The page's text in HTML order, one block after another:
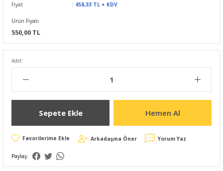
Fiyat
458,33 TL + KDV
Ürün Fiyatı
550,00 TL
Adet:
Sepete Ekle Hemen Al
Arkadaşına Öner Yorum Yaz
Paylaş: